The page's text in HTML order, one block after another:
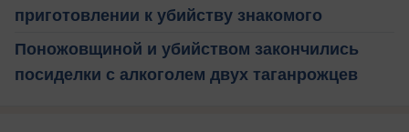
приготовлении к убийству знакомого
Поножовщиной и убийством закончились
посиделки с алкоголем двух таганрожцев